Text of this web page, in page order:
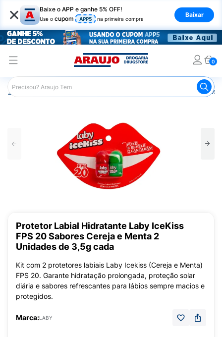
× Baixe o APP e ganhe 5% OFF!
Use o cupom APP5 na primeira compra
Baixar
0
Araujo Dermocosméticos
Protetor Labial Hidratante Laby IceKiss
FPS 20 Sabores Cereja e Menta 2
Unidades de 3,5g cada
Kit com 2 protetores labiais Laby Icekiss (Cereja e Menta)
FPS 20. Garante hidratação prolongada, proteção solar
diária e sabores refrescantes para lábios sempre macios e
protegidos.
Marca:LABY